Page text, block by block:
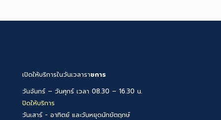
เปิดให้บริการในวันเวลาราชการ
วันจันทร์ – วันศุกร์ เวลา 08.30 – 16.30 น.
ปิดให้บริการ
วันเสาร์ - อาทิตย์ และวันหยุดนักขัตฤกษ์